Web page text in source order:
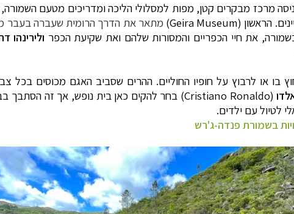
מרכז מבקרים קטן, מפות למסלולי הליכה ומדריכים מטעם
הראשון (Geira Museum
) מתאר את הדרך הרומית שעברה בעבר
את חיי הכפריים והמסורות שלהם ואת שקיעת הכפר ולירינהו
בו או לרבוץ על חופיו החוליים. ההרים שסביב האגם מכוסים בכל
(
Cristiano Ronaldo) בחר להקים כאן בית נופש, אך זה הסתבך
לטיול עם ילדים.
בשמורת פנדה-ג'רש